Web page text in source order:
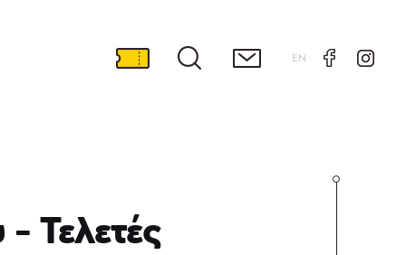
EN
Τελετές